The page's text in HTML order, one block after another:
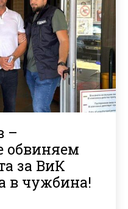
–
обвиняем
за ВиК
в чужбина!